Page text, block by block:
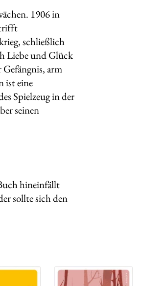
1906 in
trifft
schließlich
Liebe und Glück
arm
ist eine
Spielzeug in der
seinen
hineinfällt
sollte sich den